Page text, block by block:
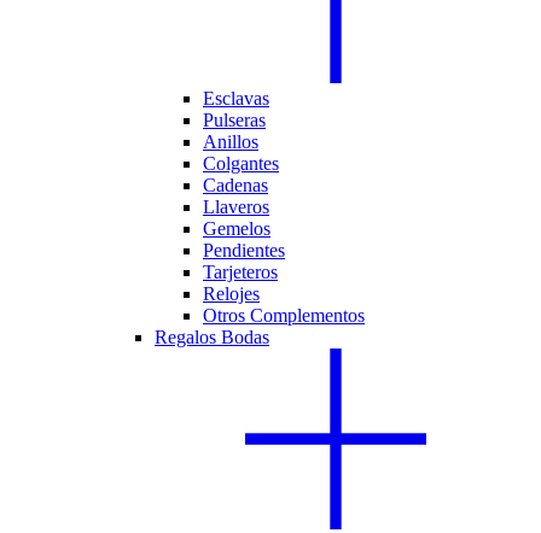
Esclavas
Pulseras
Anillos
Colgantes
Cadenas
Llaveros
Gemelos
Pendientes
Tarjeteros
Relojes
Otros Complementos
Regalos Bodas